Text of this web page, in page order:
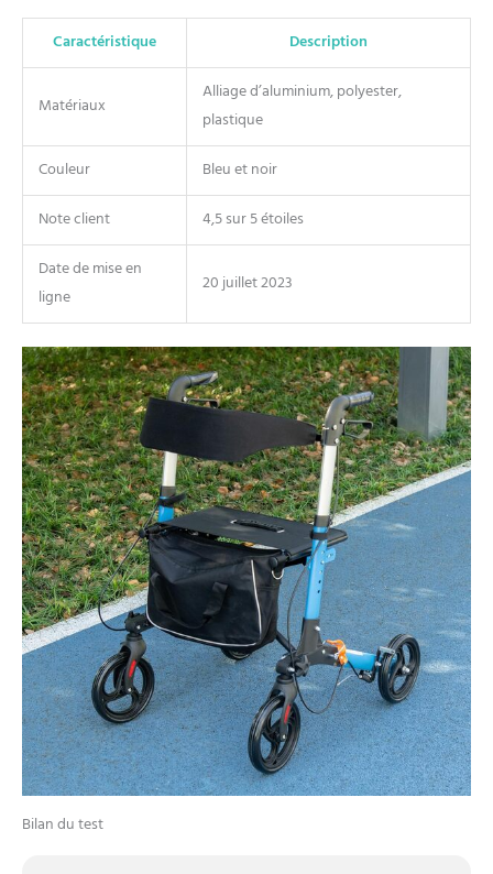
Caractéristique Description
Matériaux
Alliage d’aluminium, polyester,
plastique
Couleur
Bleu et noir
Note client
4,5 sur 5 étoiles
Date de mise en
ligne
20 juillet 2023
Bilan du test